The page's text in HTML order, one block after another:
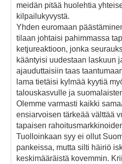
meidän pitää huolehtia
kilpailukyvystä.
Yhden euromaan
tilaan johtaisi pahimmassa
ketjureaktioon, jonka
kääntyisi uudestaan laskuun
ajauduttaisiin taas
lama tietäisi kylmää kyytiä
talouskasvulle ja
Olemme varmasti kaikki
ensiarvoisen tärkeää välttää
tapaisen
Tuolloinkaan syy ei ollut
pankeissa, mutta silti häiriö
keskimääräistä kovemmin.